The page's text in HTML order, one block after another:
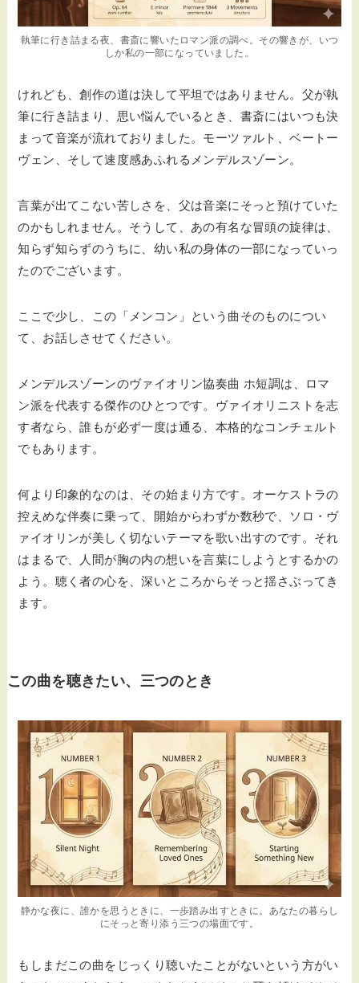
執筆に行き詰まる夜、書斎に響いたロマン派の調べ。その響きが、いつ
しか私の一部になっていました。
けれども、創作の道は決して平坦ではありません。父が執
筆に行き詰まり、思い悩んでいるとき、書斎にはいつも決
まって音楽が流れておりました。モーツァルト、ベートー
ヴェン、そして速度感あふれるメンデルスゾーン。
言葉が出てこない苦しさを、父は音楽にそっと預けていた
のかもしれません。そうして、あの有名な冒頭の旋律は、
知らず知らずのうちに、幼い私の身体の一部になっていっ
たのでございます。
ここで少し、この「メンコン」という曲そのものについ
て、お話しさせてください。
メンデルスゾーンのヴァイオリン協奏曲 ホ短調は、ロマ
ン派を代表する傑作のひとつです。ヴァイオリニストを志
す者なら、誰もが必ず一度は通る、本格的なコンチェルト
でもあります。
何より印象的なのは、その始まり方です。オーケストラの
控えめな伴奏に乗って、開始からわずか数秒で、ソロ・ヴ
ァイオリンが美しく切ないテーマを歌い出すのです。それ
はまるで、人間が胸の内の想いを言葉にしようとするかの
よう。聴く者の心を、深いところからそっと揺さぶってき
ます。
この曲を聴きたい、三つのとき
静かな夜に、誰かを思うときに、一歩踏み出すときに。あなたの暮らし
にそっと寄り添う三つの場面です。
もしまだこの曲をじっくり聴いたことがないという方がい